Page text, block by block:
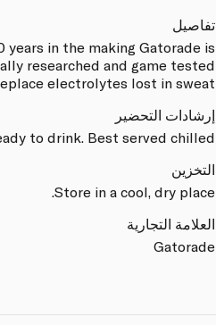
تفاصيل
years in the making Gatorade is
researched and game tested
electrolytes lost in sweat.
إرشادات التحضير
to drink. Best served chilled.
التخزين
Store in a cool, dry place.
العلامة التجارية
Gatorade